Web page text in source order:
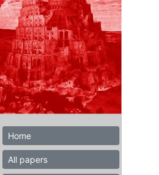
Home
All papers